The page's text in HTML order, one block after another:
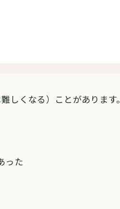
しくなる）ことがあります。
った